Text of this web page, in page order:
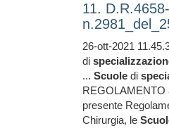
11.
26-ott-2021
di
... Scuole di
REGOLAMENTO
presente
Chirurgia, le